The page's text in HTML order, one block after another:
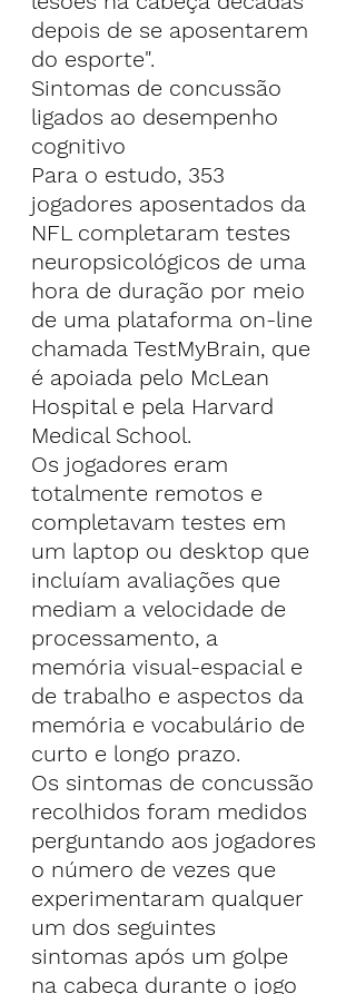
depois de se aposentarem
do esporte".
Sintomas de concussão
ligados ao desempenho
cognitivo
Para o estudo, 353
jogadores aposentados da
NFL completaram testes
neuropsicológicos de uma
hora de duração por meio
de uma plataforma on-line
chamada TestMyBrain, que
é apoiada pelo McLean
Hospital e pela Harvard
Medical School.
Os jogadores eram
totalmente remotos e
completavam testes em
um laptop ou desktop que
incluíam avaliações que
mediam a velocidade de
processamento, a
memória visual-espacial e
de trabalho e aspectos da
memória e vocabulário de
curto e longo prazo.
Os sintomas de concussão
recolhidos foram medidos
perguntando aos jogadores
o número de vezes que
experimentaram qualquer
um dos seguintes
sintomas após um golpe
na cabeça durante o jogo